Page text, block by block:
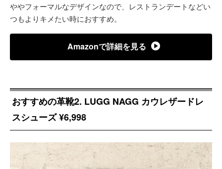
ややフォーマルなデザインなので、レストランデートなどい
つもよりキメたい時におすすめ。
Amazonで詳細を見る
おすすめの革靴2. LUGG NAGG カウレザードレ
スシューズ ¥6,998